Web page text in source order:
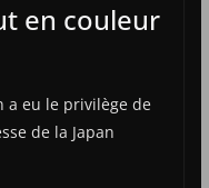
en couleur
a eu le privilège de
de la Japan